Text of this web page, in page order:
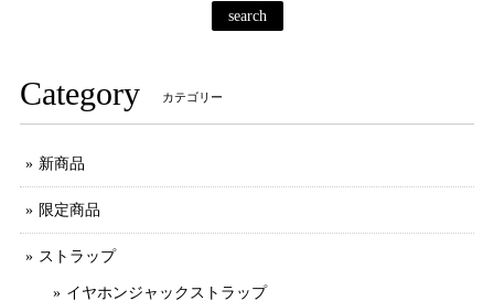
search
Category カテゴリー
新商品
限定商品
ストラップ
イヤホンジャックストラップ